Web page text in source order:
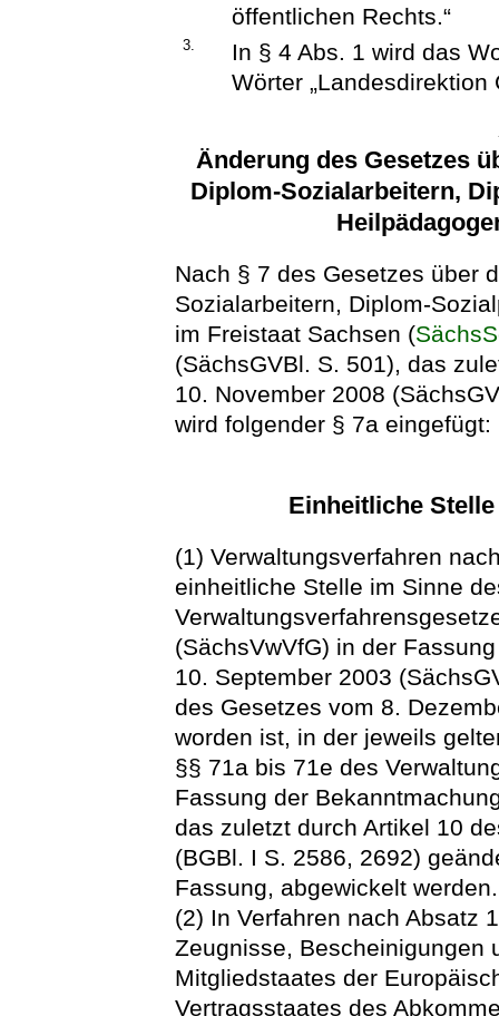
öffentlichen Rechts.“
3.
In § 4 Abs. 1 wird das
Wörter „Landesdirektion
Änderung des Gesetzes
Diplom-Sozialarbeitern,
Nach § 7 des Gesetzes über
Sozialarbeitern, Diplom-
im Freistaat Sachsen (
(SächsGVBl. S. 501), das
10. November 2008
wird folgender § 7a eingefügt:
Einheitliche
(1) Verwaltungsverfahren
einheitliche Stelle im Sinne
(SächsVwVfG) in der
10. September 2003
des Gesetzes vom 8.
worden ist, in der jeweils
§§ 71a bis 71e des
Fassung der
das zuletzt durch Artikel 10
(BGBl. I S. 2586, 2692)
Fassung, abgewickelt werden.
(2) In Verfahren nach Absatz
Zeugnisse, Bescheinigungen
Mitgliedstaates der
Vertragsstaates des